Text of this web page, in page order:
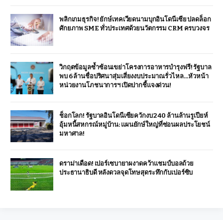
พลิกเกมธุรกิจ! ยักษ์เทคเวียดนามบุกอินโดนีเซีย ปลดล็อก
ศักยภาพ SME ทั่วประเทศด้วยนวัตกรรม CRM ครบวงจร
วิกฤตข้อมูลซ้ำซ้อนเขย่าโครงการอาหารบำรุงฟรี! รัฐบาล
พบ 6 ล้านชื่อปริศนาสุ่มเสี่ยงงบประมาณรั่วไหล…หัวหน้า
หน่วยงานโภชนาการฯ เปิดปากชี้แจงด่วน!
ช็อกโลก! รัฐบาลอินโดนีเซียควักงบ 240 ล้านล้านรูเปียห์
อุ้มหนี้สหกรณ์หมู่บ้าน: แผนยักษ์ใหญ่ที่ซ่อนผลประโยชน์
มหาศาล!
ดราม่าเดือด! เปอร์เซบายาผงาดคว้าแชมป์บอลถ้วย
ประธานาธิบดี หลังดวลจุดโทษสุดระทึกกับเปอร์ซิบ